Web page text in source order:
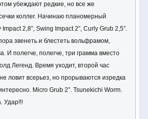
убеждают редкие, но все же
коллег. Начинаю планомерный
2,8”, Swing Impact 2”, Curly Grub 2,5”.
звенеть и блестеть вольфрамом,
И полегче, полегче, три грамма вместо
Легенд. Время уходит, второй час
ловит всерьез, но прорываются изредка
Micro Grub 2”. Tsunekichi Worm.
Удар!!!